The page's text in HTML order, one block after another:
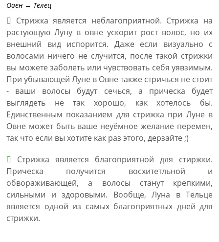
Овен → Телец
Стрижка является неблагоприятной. Стрижка на
растующую Луну в овне ускорит рост волос, но их
внешний вид испорится. Даже если визуально с
волосами ничего не случится, после такой стрижки
вы можете заболеть или чувствовать себя уявзимым.
При убывающей Луне в Овне также стричься не стоит
- ваши волосы будут сечься, а прическа будет
выглядеть не так хорошо, как хотелось бы.
Единственным показанием для стрижка при Луне в
Овне может быть ваше неуёмное желание перемен,
так что если вы хотите как раз этого, дерзайте ;)
Стрижка является благоприятной для стиржки.
Прическа получится восхитетльной и
обвораживающей, а волосы станут крепкими,
сильными и здоровыми. Вообще, Луна в Тельце
является одной из самых благоприятных дней для
стрижки.